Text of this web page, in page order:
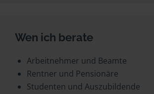
Wen ich berate
Arbeitnehmer und Beamte
Rentner und Pensionäre
Studenten und Auszubildende